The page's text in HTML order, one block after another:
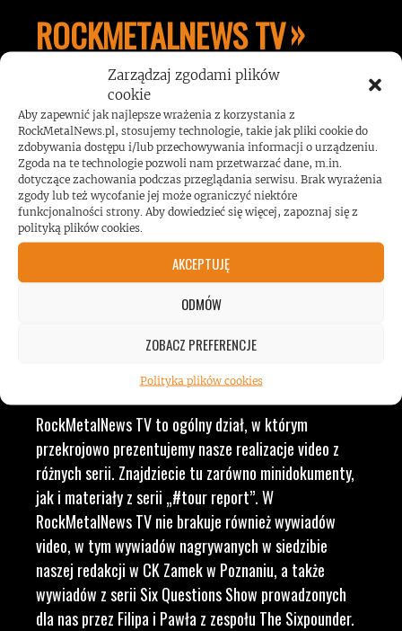
Zarządzaj zgodami plików
cookie
Aby zapewnić jak najlepsze wrażenia z korzystania z
RockMetalNews.pl, stosujemy technologie, takie jak pliki cookie do
zdobywania dostępu i/lub przechowywania informacji o urządzeniu.
Zgoda na te technologie pozwoli nam przetwarzać dane, m.in.
dotyczące zachowania podczas przeglądania serwisu. Brak wyrażenia
zgody lub też wycofanie jej może ograniczyć niektóre
funkcjonalności strony. Aby dowiedzieć się więcej, zapoznaj się z
polityką plików cookies.
AKCEPTUJĘ
ODMÓW
ZOBACZ PREFERENCJE
Polityka plików cookies
ROCKMETALNEWS TV
JESTEŚMY BLISKO
ZESPOŁÓW, KONCERTÓW I
LUDZI ZWIĄZANYCH Z
MUZYKĄ, BY DOSTARCZAĆ
WAM NAJLEPSZE TREŚCI
RockMetalNews TV to ogólny dział, w którym
przekrojowo prezentujemy nasze realizacje video z
różnych serii. Znajdziecie tu zarówno minidokumenty,
jak i materiały z serii „#tour report”. W
RockMetalNews TV nie brakuje również wywiadów
video, w tym wywiadów nagrywanych w siedzibie
naszej redakcji w CK Zamek w Poznaniu, a także
wywiadów z serii Six Questions Show prowadzonych
dla nas przez Filipa i Pawła z zespołu The Sixpounder.